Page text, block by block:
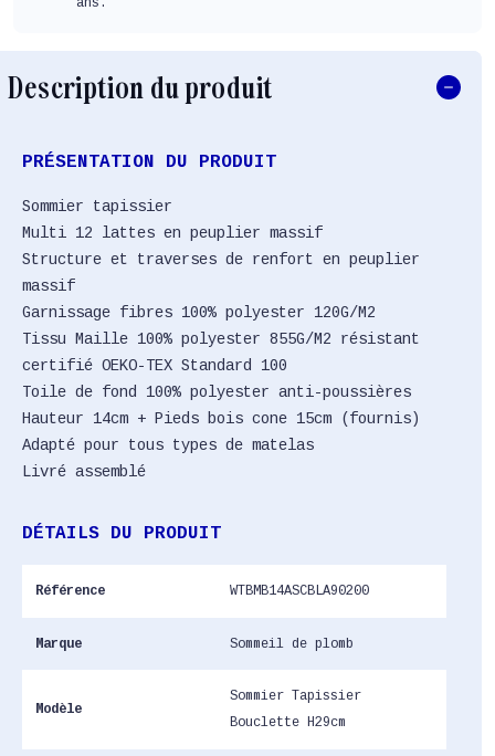
Description du produit
PRÉSENTATION DU PRODUIT
Sommier tapissier
Multi 12 lattes en peuplier massif
Structure et traverses de renfort en peuplier
massif
Garnissage fibres 100% polyester 120G/M2
Tissu Maille 100% polyester 855G/M2 résistant
certifié OEKO-TEX Standard 100
Toile de fond 100% polyester anti-poussières
Hauteur 14cm + Pieds bois cone 15cm (fournis)
Adapté pour tous types de matelas
Livré assemblé
DÉTAILS DU PRODUIT
Référence WTBMB14ASCBLA90200
Marque Sommeil de plomb
Modèle
Sommier Tapissier
Bouclette H29cm